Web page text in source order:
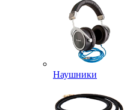
Наушники